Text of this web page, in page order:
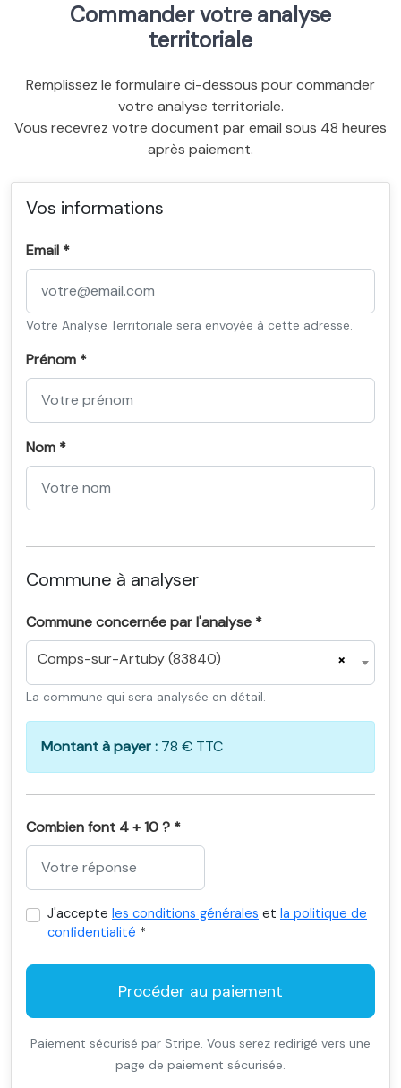
Commander votre analyse
territoriale
Remplissez le formulaire ci-dessous pour commander
votre analyse territoriale.
Vous recevrez votre document par email sous 48 heures
après paiement.
Vos informations
Email *
Votre Analyse Territoriale sera envoyée à cette adresse.
Prénom *
Nom *
Commune à analyser
Commune concernée par l'analyse *
×
Comps-sur-Artuby (83840)
La commune qui sera analysée en détail.
Montant à payer : 78 € TTC
Combien font 4 + 10 ? *
J'accepte les conditions générales et la politique de
confidentialité *
Procéder au paiement
Paiement sécurisé par Stripe. Vous serez redirigé vers une
page de paiement sécurisée.